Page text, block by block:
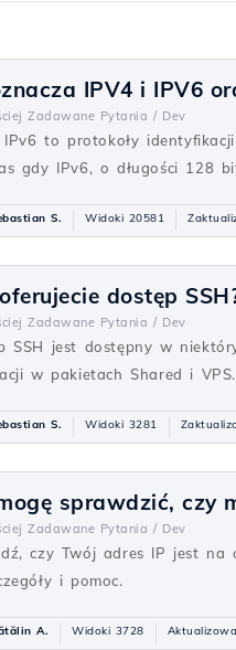
IPV4 i IPV6
Zadawane Pytania / Dev
to protokoły
gdy IPv6, o długości 128
S. Widoki 20581
dostęp
Zadawane Pytania / Dev
SSH jest dostępny w
w pakietach Shared i VPS.
S. Widoki 3281
sprawdzić, czy
Zadawane Pytania / Dev
czy Twój adres IP jest na
i pomoc.
A. Widoki 3728